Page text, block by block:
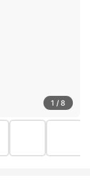
1 / 8